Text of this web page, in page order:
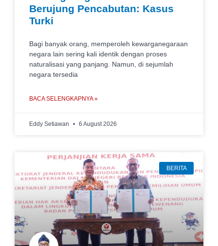
Berujung Pencabutan: Kasus
Turki
Bagi banyak orang, memperoleh kewarganegaraan
negara lain sering kali identik dengan proses
naturalisasi yang panjang. Namun, di sejumlah
negara tersedia
BACA SELENGKAPNYA »
Eddy Setiawan 6 August 2026
BERITA